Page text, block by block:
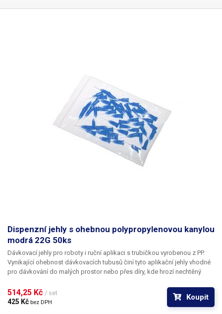
Dispenzní jehly s ohebnou polypropylenovou kanylou
modrá 22G 50ks
Dávkovací jehly pro roboty i ruční aplikaci s trubičkou vyrobenou z PP.
Vynikající ohebnost dávkovacích tubusů činí tyto aplikační jehly vhodné
pro dávkování do malých prostor nebo přes díry, kde hrozí nechtěný
popřípadě hrozí poškození obrobku nechtěným kontaktem s hrotem
jehly.
514,25 Kč / set
425 Kč bez DPH
Koupit